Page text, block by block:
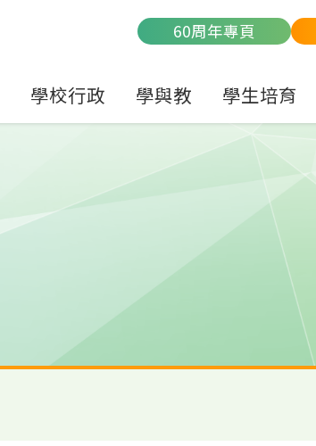
60周年專頁
學校行政 學與教 學生培育